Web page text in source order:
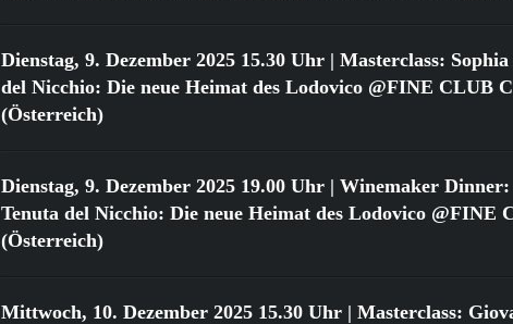
Dienstag, 9. Dezember 2025 15.30 Uhr | Masterclass:
del Nicchio: Die neue Heimat des Lodovico @FINE CLUB
(Österreich)
Dienstag, 9. Dezember 2025 19.00 Uhr | Winemaker
Tenuta del Nicchio: Die neue Heimat des Lodovico @FINE
(Österreich)
Mittwoch, 10. Dezember 2025 15.30 Uhr | Masterclass: